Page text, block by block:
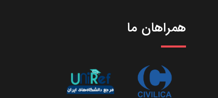
همراهان ما